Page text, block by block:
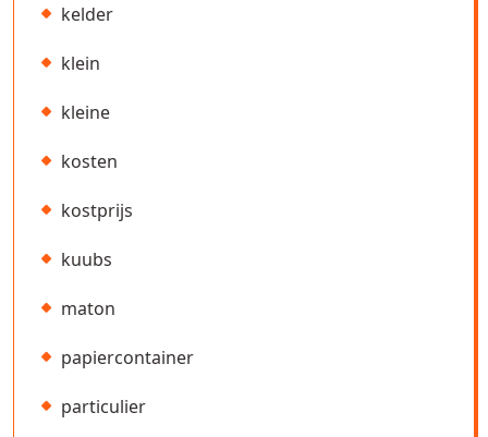
kelder
klein
kleine
kosten
kostprijs
kuubs
maton
papiercontainer
particulier